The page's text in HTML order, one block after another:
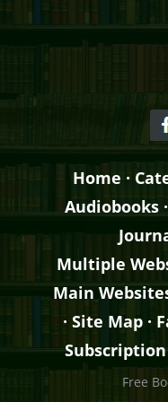
Home ·
Audiobooks·
Multiple
Main
· Site Map ·
Subscription
Free